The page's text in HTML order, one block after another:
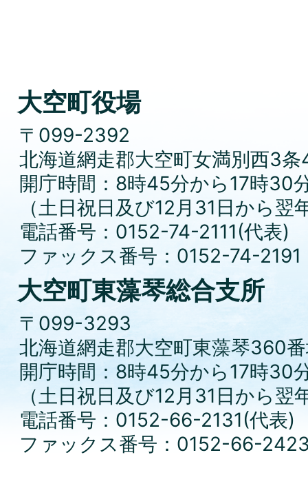
大空町役場
〒099-2392
北海道網走郡大空町女満別西3条
開庁時間：8時45分から17時30
（土日祝日及び12月31日から
電話番号：0152-74-2111(代表)
ファックス番号：0152-74-2191
大空町東藻琴総合支所
〒099-3293
北海道網走郡大空町東藻琴360
開庁時間：8時45分から17時30
（土日祝日及び12月31日から
電話番号：0152-66-2131(代表)
ファックス番号：0152-66-